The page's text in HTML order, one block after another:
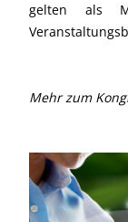
gelten als
Mehr zum